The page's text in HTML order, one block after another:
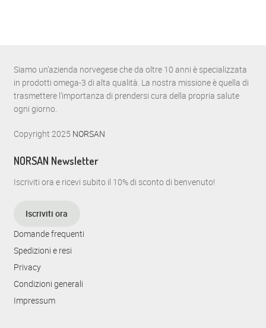
Siamo un’azienda norvegese che da oltre 10 anni è specializzata
in prodotti omega-3 di alta qualità. La nostra missione è quella di
trasmettere l’importanza di prendersi cura della propria salute
ogni giorno.
Copyright 2025 NORSAN
NORSAN Newsletter
Iscriviti ora e ricevi subito il 10% di sconto di benvenuto!
Iscriviti ora
Domande frequenti
Spedizioni e resi
Privacy
Condizioni generali
Impressum